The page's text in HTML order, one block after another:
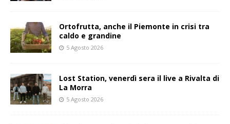
Ortofrutta, anche il Piemonte in crisi tra
caldo e grandine
5 Agosto 2026
Lost Station, venerdì sera il live a Rivalta di
La Morra
5 Agosto 2026